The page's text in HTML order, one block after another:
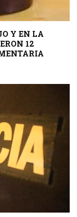
Y EN LA
12